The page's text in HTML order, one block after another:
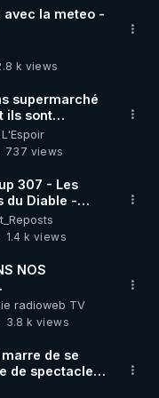
de méditation et
code
alors, je
que j’avais
intitulé:
L’adresse
association y
se renseigner
une
lettres
plusieurs
Gayssot fut
professeur
dit: "Le texte
contestation
l’humanité
nous, car
les
prouver que
ont
le débat
nous refuse
se
avec la meteo -
k views
supermarché
ils sont
737 views
307 - Les
du Diable -
2026.08.07
1.4 k views
NOS
radioweb TV
3.8 k views
de se
de spectacle.
de devenir